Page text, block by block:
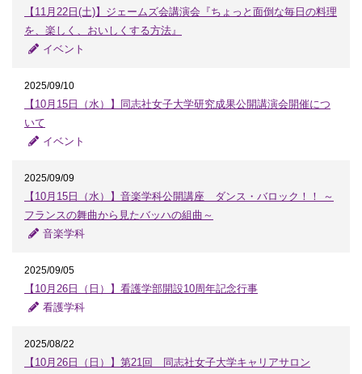
【11月22日(土)】ジェームズ会講演会『ちょっと面倒な毎日の料理
を、楽しく、おいしくする方法』
イベント
2025/09/10
【10月15日（水）】同志社女子大学研究成果公開講演会開催につ
いて
イベント
2025/09/09
【10月15日（水）】音楽学科公開講座 ダンス・バロック！！ ～
フランスの舞曲から見たバッハの組曲～
音楽学科
2025/09/05
【10月26日（日）】看護学部開設10周年記念行事
看護学科
2025/08/22
【10月26日（日）】第21回 同志社女子大学キャリアサロン